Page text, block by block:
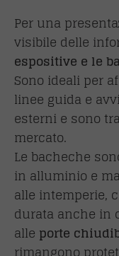
Per una
visibile delle
espositive e le
Sono ideali per
linee guida e
esterni e sono
mercato.
Le bacheche
in alluminio e
alle intemperie,
durata anche in
alle porte